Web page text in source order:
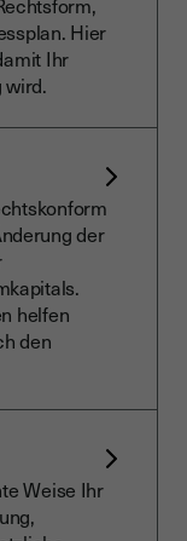
Hier
Ihr
wird.
der
helfen
den
Weise Ihr